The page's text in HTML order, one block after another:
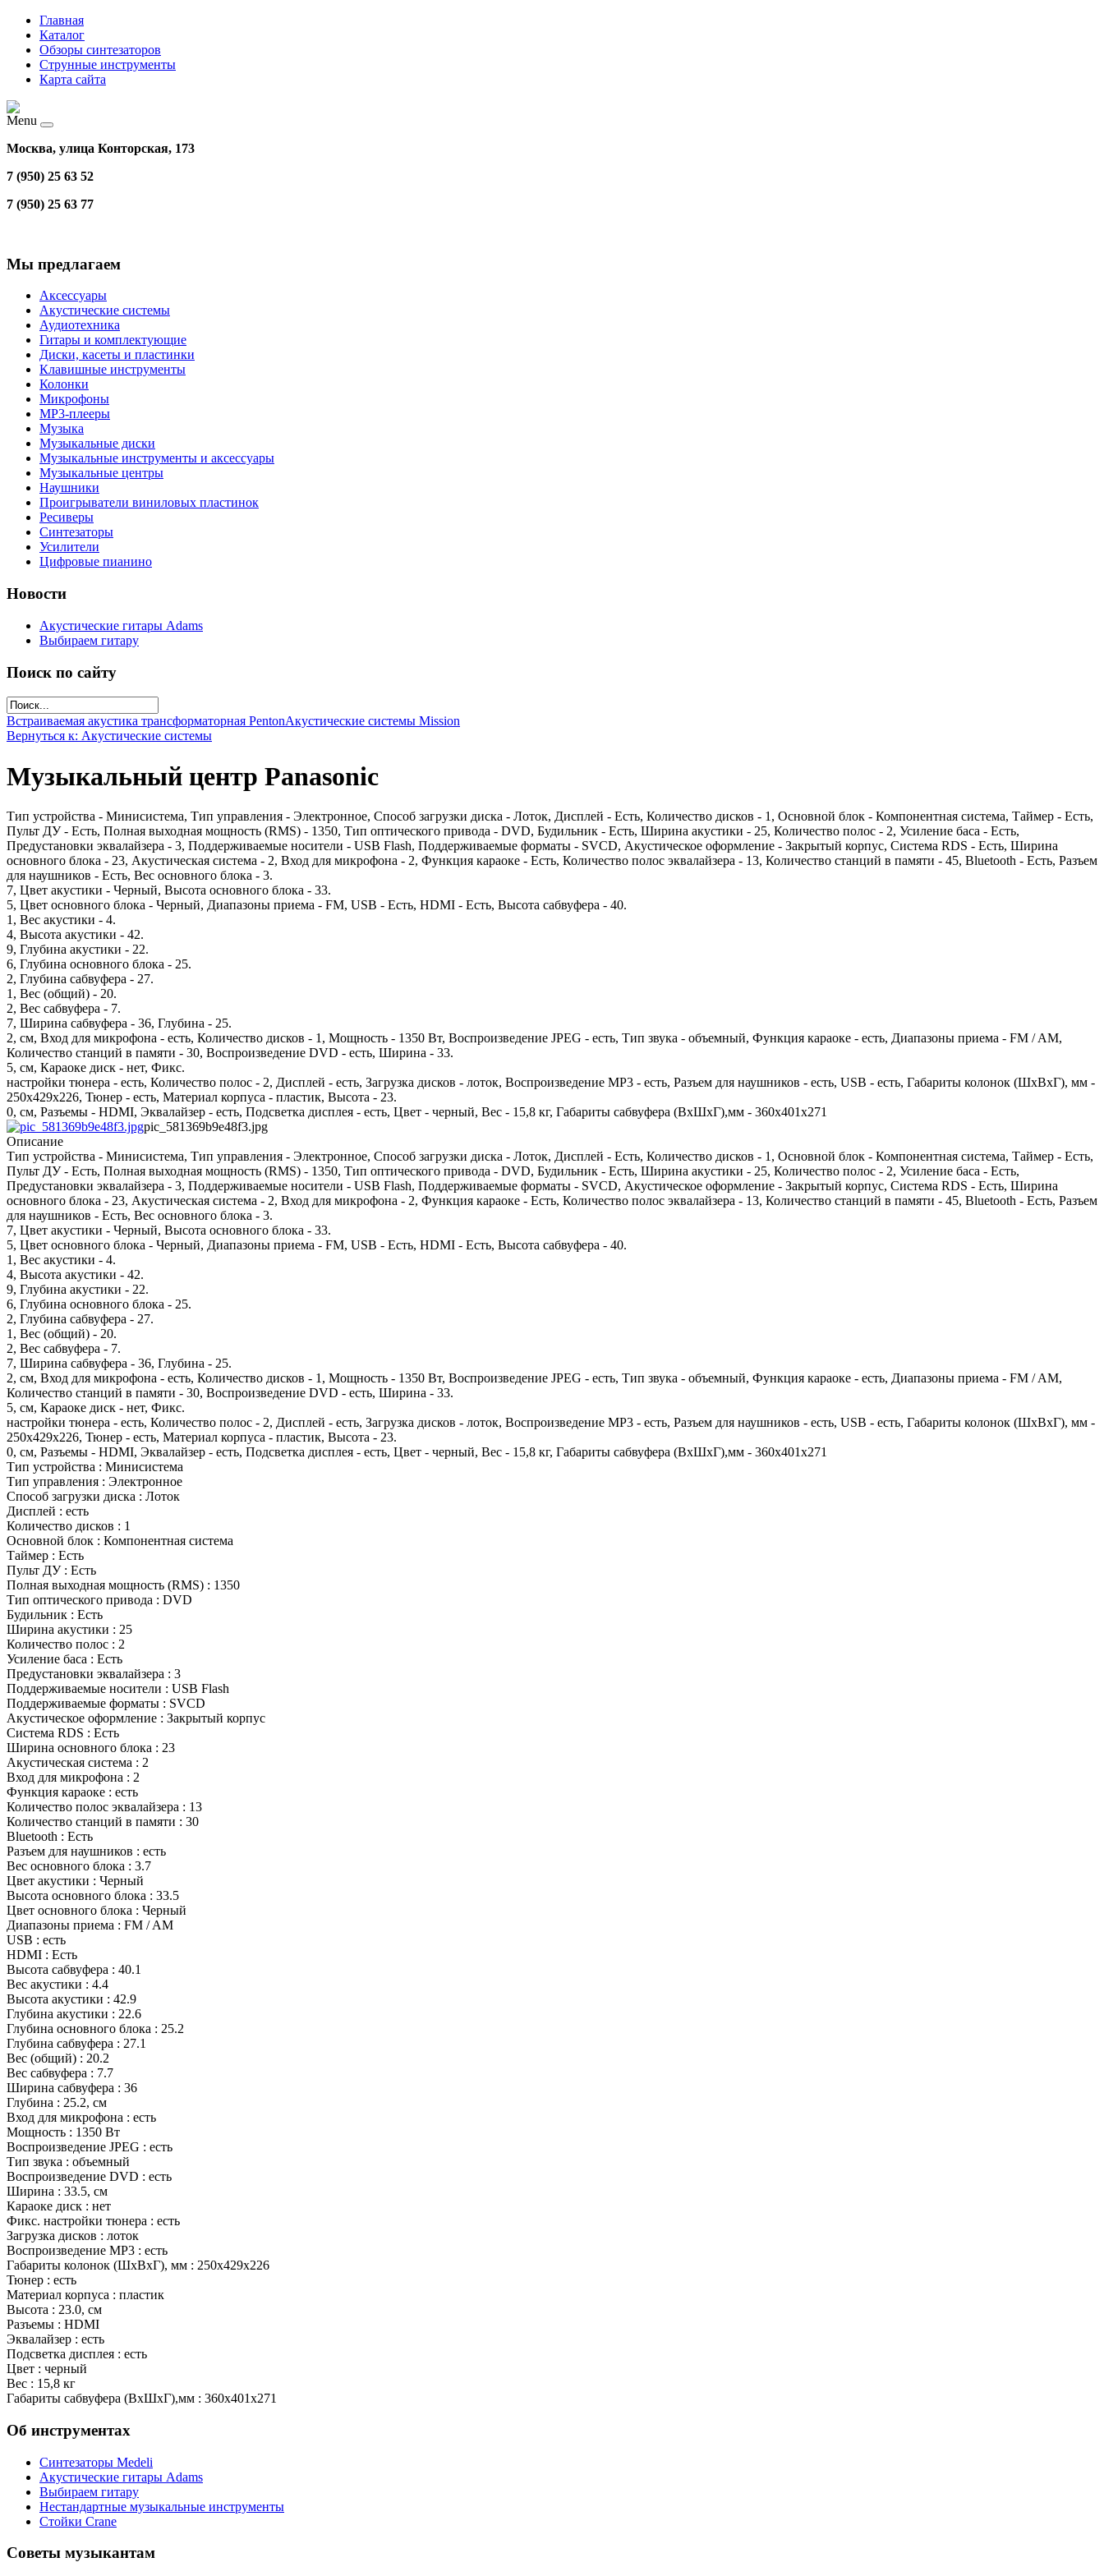
Главная
Каталог
Обзоры синтезаторов
Струнные инструменты
Карта сайта
Menu
Москва, улица Конторская, 173
7 (950) 25 63 52
7 (950) 25 63 77
Мы предлагаем
Аксессуары
Акустические системы
Аудиотехника
Гитары и комплектующие
Диски, касеты и пластинки
Клавишные инструменты
Колонки
Микрофоны
МР3-плееры
Музыка
Музыкальные диски
Музыкальные инструменты и аксессуары
Музыкальные центры
Наушники
Проигрыватели виниловых пластинок
Ресиверы
Синтезаторы
Усилители
Цифровые пианино
Новости
Акустические гитары Adams
Выбираем гитару
Поиск по сайту
Встраиваемая акустика трансформаторная PentonАкустические системы Mission
Вернуться к: Акустические системы
Музыкальный центр Panasonic
Тип устройства - Минисистема, Тип управления - Электронное, Способ загрузки диска - Лоток, Дисплей - Есть, Количество дисков - 1, Основной блок - Компонентная система, Таймер - Есть,
Пульт ДУ - Есть, Полная выходная мощность (RMS) - 1350, Тип оптического привода - DVD, Будильник - Есть, Ширина акустики - 25, Количество полос - 2, Усиление баса - Есть,
Предустановки эквалайзера - 3, Поддерживаемые носители - USB Flash, Поддерживаемые форматы - SVCD, Акустическое оформление - Закрытый корпус, Система RDS - Есть, Ширина
основного блока - 23, Акустическая система - 2, Вход для микрофона - 2, Функция караоке - Есть, Количество полос эквалайзера - 13, Количество станций в памяти - 45, Bluetooth - Есть, Разъем
для наушников - Есть, Вес основного блока - 3.
7, Цвет акустики - Черный, Высота основного блока - 33.
5, Цвет основного блока - Черный, Диапазоны приема - FM, USB - Есть, HDMI - Есть, Высота сабвуфера - 40.
1, Вес акустики - 4.
4, Высота акустики - 42.
9, Глубина акустики - 22.
6, Глубина основного блока - 25.
2, Глубина сабвуфера - 27.
1, Вес (общий) - 20.
2, Вес сабвуфера - 7.
7, Ширина сабвуфера - 36, Глубина - 25.
2, см, Вход для микрофона - есть, Количество дисков - 1, Мощность - 1350 Вт, Воспроизведение JPEG - есть, Тип звука - объемный, Функция караоке - есть, Диапазоны приема - FM / AM,
Количество станций в памяти - 30, Воспроизведение DVD - есть, Ширина - 33.
5, см, Караоке диск - нет, Фикс.
настройки тюнера - есть, Количество полос - 2, Дисплей - есть, Загрузка дисков - лоток, Воспроизведение MP3 - есть, Разъем для наушников - есть, USB - есть, Габариты колонок (ШхВхГ), мм -
250х429х226, Тюнер - есть, Материал корпуса - пластик, Высота - 23.
0, см, Разъемы - HDMI, Эквалайзер - есть, Подсветка дисплея - есть, Цвет - черный, Вес - 15,8 кг, Габариты сабвуфера (ВхШхГ),мм - 360х401х271
pic_581369b9e48f3.jpg
Описание
Тип устройства - Минисистема, Тип управления - Электронное, Способ загрузки диска - Лоток, Дисплей - Есть, Количество дисков - 1, Основной блок - Компонентная система, Таймер - Есть,
Пульт ДУ - Есть, Полная выходная мощность (RMS) - 1350, Тип оптического привода - DVD, Будильник - Есть, Ширина акустики - 25, Количество полос - 2, Усиление баса - Есть,
Предустановки эквалайзера - 3, Поддерживаемые носители - USB Flash, Поддерживаемые форматы - SVCD, Акустическое оформление - Закрытый корпус, Система RDS - Есть, Ширина
основного блока - 23, Акустическая система - 2, Вход для микрофона - 2, Функция караоке - Есть, Количество полос эквалайзера - 13, Количество станций в памяти - 45, Bluetooth - Есть, Разъем
для наушников - Есть, Вес основного блока - 3.
7, Цвет акустики - Черный, Высота основного блока - 33.
5, Цвет основного блока - Черный, Диапазоны приема - FM, USB - Есть, HDMI - Есть, Высота сабвуфера - 40.
1, Вес акустики - 4.
4, Высота акустики - 42.
9, Глубина акустики - 22.
6, Глубина основного блока - 25.
2, Глубина сабвуфера - 27.
1, Вес (общий) - 20.
2, Вес сабвуфера - 7.
7, Ширина сабвуфера - 36, Глубина - 25.
2, см, Вход для микрофона - есть, Количество дисков - 1, Мощность - 1350 Вт, Воспроизведение JPEG - есть, Тип звука - объемный, Функция караоке - есть, Диапазоны приема - FM / AM,
Количество станций в памяти - 30, Воспроизведение DVD - есть, Ширина - 33.
5, см, Караоке диск - нет, Фикс.
настройки тюнера - есть, Количество полос - 2, Дисплей - есть, Загрузка дисков - лоток, Воспроизведение MP3 - есть, Разъем для наушников - есть, USB - есть, Габариты колонок (ШхВхГ), мм -
250х429х226, Тюнер - есть, Материал корпуса - пластик, Высота - 23.
0, см, Разъемы - HDMI, Эквалайзер - есть, Подсветка дисплея - есть, Цвет - черный, Вес - 15,8 кг, Габариты сабвуфера (ВхШхГ),мм - 360х401х271
Тип устройства : Минисистема
Тип управления : Электронное
Способ загрузки диска : Лоток
Дисплей : есть
Количество дисков : 1
Основной блок : Компонентная система
Таймер : Есть
Пульт ДУ : Есть
Полная выходная мощность (RMS) : 1350
Тип оптического привода : DVD
Будильник : Есть
Ширина акустики : 25
Количество полос : 2
Усиление баса : Есть
Предустановки эквалайзера : 3
Поддерживаемые носители : USB Flash
Поддерживаемые форматы : SVCD
Акустическое оформление : Закрытый корпус
Система RDS : Есть
Ширина основного блока : 23
Акустическая система : 2
Вход для микрофона : 2
Функция караоке : есть
Количество полос эквалайзера : 13
Количество станций в памяти : 30
Bluetooth : Есть
Разъем для наушников : есть
Вес основного блока : 3.7
Цвет акустики : Черный
Высота основного блока : 33.5
Цвет основного блока : Черный
Диапазоны приема : FM / AM
USB : есть
HDMI : Есть
Высота сабвуфера : 40.1
Вес акустики : 4.4
Высота акустики : 42.9
Глубина акустики : 22.6
Глубина основного блока : 25.2
Глубина сабвуфера : 27.1
Вес (общий) : 20.2
Вес сабвуфера : 7.7
Ширина сабвуфера : 36
Глубина : 25.2, см
Вход для микрофона : есть
Мощность : 1350 Вт
Воспроизведение JPEG : есть
Тип звука : объемный
Воспроизведение DVD : есть
Ширина : 33.5, см
Караоке диск : нет
Фикс. настройки тюнера : есть
Загрузка дисков : лоток
Воспроизведение MP3 : есть
Габариты колонок (ШхВхГ), мм : 250х429х226
Тюнер : есть
Материал корпуса : пластик
Высота : 23.0, см
Разъемы : HDMI
Эквалайзер : есть
Подсветка дисплея : есть
Цвет : черный
Вес : 15,8 кг
Габариты сабвуфера (ВхШхГ),мм : 360х401х271
Об инструментах
Синтезаторы Мedeli
Акустические гитары Adams
Выбираем гитару
Нестандартные музыкальные инструменты
Стойки Crane
Советы музыкантам